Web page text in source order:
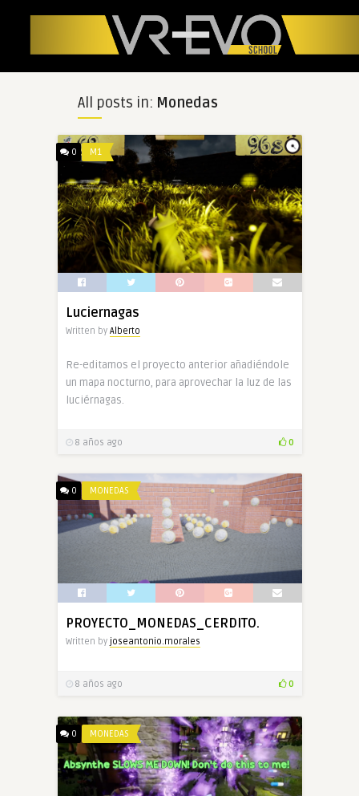
All posts in: Monedas
0 M1
Luciernagas
Written by Alberto
Re-editamos el proyecto anterior añadiéndole
un mapa nocturno, para aprovechar la luz de las
luciérnagas.
8 años ago 0
0 MONEDAS
PROYECTO_MONEDAS_CERDITO.
Written by joseantonio.morales
8 años ago 0
0 MONEDAS